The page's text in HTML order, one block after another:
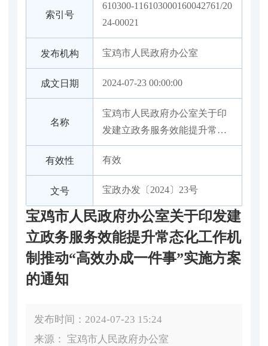
索引号
610300-116103000160042761/20
24-00021
发布机构 宝鸡市人民政府办公室
成文日期 2024-07-23 00:00:00
名称
宝鸡市人民政府办公室关于印
发建立政务服务效能提升常态
化工作机制推动“高效办成一件
事”实施方案的通知
有效性 有效
文号 宝政办发〔2024〕23号
宝鸡市人民政府办公室关于印发建
立政务服务效能提升常态化工作机
制推动“高效办成一件事”实施方案
的通知
发布时间：2024-07-23 15:24
来源： 宝鸡市人民政府办公室